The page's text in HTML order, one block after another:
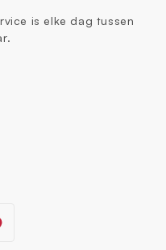
is elke dag tussen